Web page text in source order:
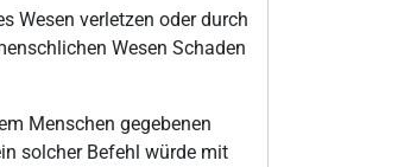
Wesen verletzen oder durch
Wesen Schaden
Menschen gegebenen
solcher Befehl würde mit